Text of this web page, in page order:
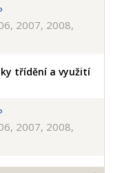
2007, 2008,
třídění a využití
2007, 2008,